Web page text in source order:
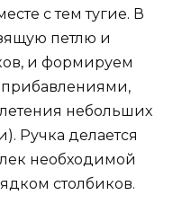
с тем тугие. В
петлю и
и формируем
небольших
Ручка делается
необходимой
столбиков.